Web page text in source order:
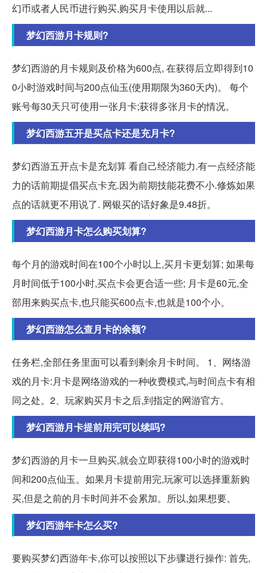
幻币或者人民币进行购买,购买月卡使用以后就...
梦幻西游月卡规则?
梦幻西游的月卡规则及价格为600点, 在获得后立即得到10
0小时游戏时间与200点仙玉(使用期限为360天内)。 每个
账号每30天只可使用一张月卡;获得多张月卡的情况。
梦幻西游五开是买点卡还是充月卡?
梦幻西游五开点卡是充划算 看自己经济能力.有一点经济能
力的话前期提倡买点卡充.因为前期技能花费不小.修炼如果
点的话就更不用说了. 网银买的话好象是9.48折。
梦幻西游月卡怎么购买划算?
每个月的游戏时间在100个小时以上,买月卡更划算; 如果每
月时间低于100小时,买点卡会更合适一些; 月卡是60元,全
部用来购买点卡,也只能买600点卡,也就是100个小。
梦幻西游怎么查月卡的余额?
任务栏,全部任务里面可以看到剩余月卡时间。 1、网络游
戏的月卡:月卡是网络游戏的一种收费模式,与时间点卡有相
同之处。2、玩家购买月卡之后,到指定的网游官方。
梦幻西游月卡提前用完可以续吗?
梦幻西游的月卡一旦购买,就会立即获得100小时的游戏时
间和200点仙玉。如果月卡提前用完,玩家可以选择重新购
买,但是之前的月卡时间并不会累加。所以,如果想要。
梦幻西游年卡怎么买?
要购买梦幻西游年卡,你可以按照以下步骤进行操作: 首先,